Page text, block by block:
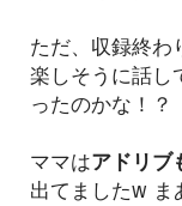
ただ、収録終わ
楽しそうに話し
ったのかな！？
ママはアドリブ
出てましたw ま